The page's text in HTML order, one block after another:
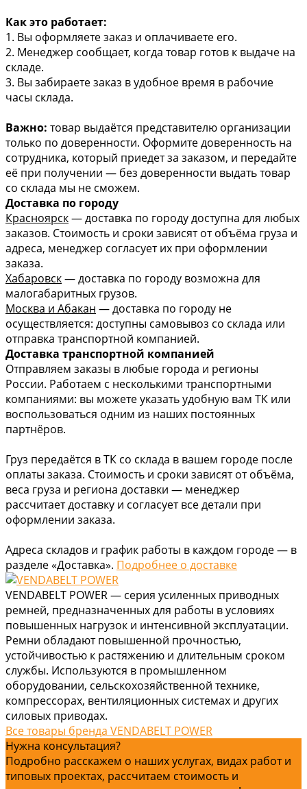
Как это работает:
1. Вы оформляете заказ и оплачиваете его.
2. Менеджер сообщает, когда товар готов к выдаче на
складе.
3. Вы забираете заказ в удобное время в рабочие
часы склада.
Важно: товар выдаётся представителю организации
только по доверенности. Оформите доверенность на
сотрудника, который приедет за заказом, и передайте
её при получении — без доверенности выдать товар
со склада мы не сможем.
Доставка по городу
Красноярск— доставка по городу доступна для любых
заказов. Стоимость и сроки зависят от объёма груза и
адреса, менеджер согласует их при оформлении
заказа.
Хабаровск— доставка по городу возможна для
малогабаритных грузов.
Москва и Абакан — доставка по городу не
осуществляется: доступны самовывоз со склада или
отправка транспортной компанией.
Доставка транспортной компанией
Отправляем заказы в любые города и регионы
России. Работаем с несколькими транспортными
компаниями: вы можете указать удобную вам ТК или
воспользоваться одним из наших постоянных
партнёров.
Груз передаётся в ТК со склада в вашем городе после
оплаты заказа. Стоимость и сроки зависят от объёма,
веса груза и региона доставки — менеджер
рассчитает доставку и согласует все детали при
оформлении заказа.
Адреса складов и график работы в каждом городе — в
разделе «Доставка». Подробнее о доставке
VENDABELT POWER — серия усиленных приводных
ремней, предназначенных для работы в условиях
повышенных нагрузок и интенсивной эксплуатации.
Ремни обладают повышенной прочностью,
устойчивостью к растяжению и длительным сроком
службы. Используются в промышленном
оборудовании, сельскохозяйственной технике,
компрессорах, вентиляционных системах и других
силовых приводах.
Все товары бренда VENDABELT POWER
Нужна консультация?
Подробно расскажем о наших услугах, видах работ и
типовых проектах, рассчитаем стоимость и